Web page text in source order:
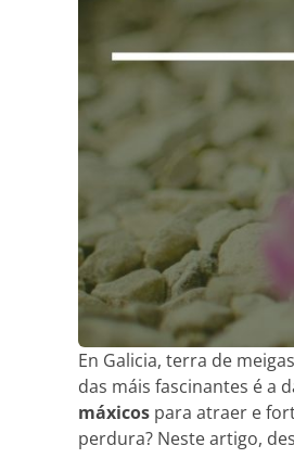
En Galicia, terra de
das máis fascinantes é a
máxicos para atraer e
perdura? Neste artigo,